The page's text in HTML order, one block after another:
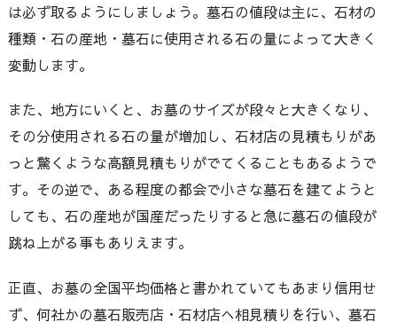
は必ず取るようにしましょう。墓石の値段は主に、石材の
種類・石の産地・墓石に使用される石の量によって大きく
変動します。
また、地方にいくと、お墓のサイズが段々と大きくなり、
その分使用される石の量が増加し、石材店の見積もりがあ
っと驚くような高額見積もりがでてくることもあるようで
す。その逆で、ある程度の都会で小さな墓石を建てようと
しても、石の産地が国産だったりすると急に墓石の値段が
跳ね上がる事もありえます。
正直、お墓の全国平均価格と書かれていてもあまり信用せ
ず、何社かの墓石販売店・石材店へ相見積りを行い、墓石